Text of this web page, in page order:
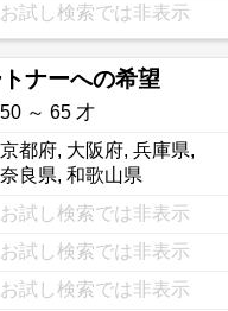
お試し検索では非表示
ナーへの希望
50 ～ 65 才
京都府, 大阪府, 兵庫県,
奈良県, 和歌山県
お試し検索では非表示
お試し検索では非表示
お試し検索では非表示